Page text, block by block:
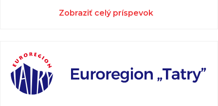
Zobraziť celý príspevok